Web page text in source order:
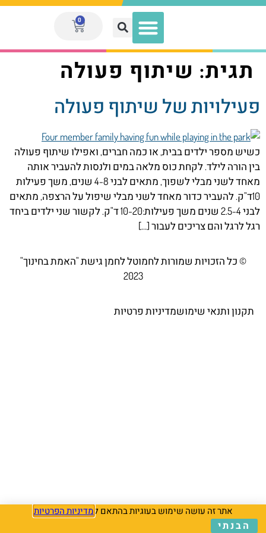
0
תגית: שיתוף פעולה
פעילויות של שיתוף פעולה
כשיש מספר ילדים בבית, או כמה חברים, ואפילו שיתוף פעולה
בין הורה לילד. לקחת כוס מלאה במים ולנסות להעביר אותה
מאחד לשני מבלי לשפוך, מתאים לבני 4-8 שנים, משך פעילות
10ד"ק. להעביר כדור מאחד לשני מבלי שיפול על הרצפה, מתאים
לבני 2.5-4 שנים משך פעילות:10-20 ד"ק. לקשור שני ילדים ביחד
רגל לרגל והם צריכים לעבור […]
© כל הזכויות שמורות לחמוטל לחמן גישת "האמת בחינוך"
2023
תקנון ותנאי שימושמדיניות פרטיות
אתר זה עושה שימוש בעוגיות בהתאם ל מדיניות הפרטיות
הבנתי